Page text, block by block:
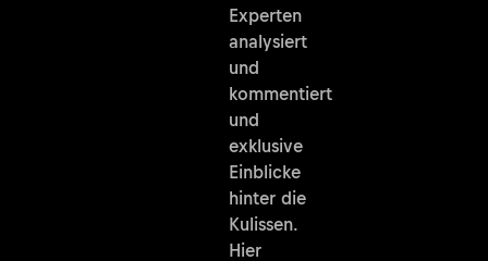
Experten
analysiert
und
kommentiert
und
exklusive
Einblicke
hinter die
Kulissen.
Hier